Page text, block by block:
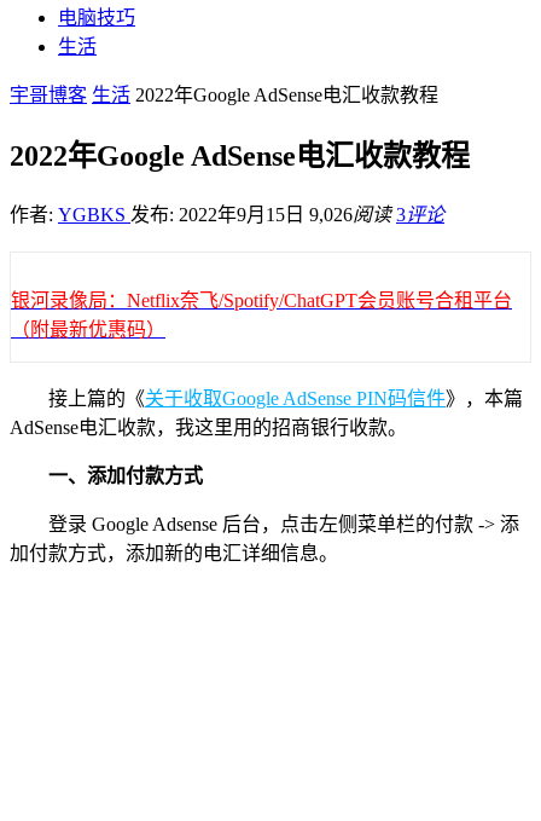
电脑技巧
生活
宇哥博客 生活 2022年Google AdSense电汇收款教程
2022年Google AdSense电汇收款教程
作者: YGBKS 发布: 2022年9月15日 9,026阅读 3评论
银河录像局：Netflix奈飞/Spotify/ChatGPT会员账号合租平台
（附最新优惠码）
接上篇的《关于收取Google AdSense PIN码信件》，本篇
AdSense电汇收款，我这里用的招商银行收款。
一、添加付款方式
登录 Google Adsense 后台，点击左侧菜单栏的付款 -> 添
加付款方式，添加新的电汇详细信息。